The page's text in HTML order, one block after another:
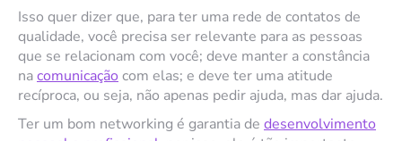
Isso quer dizer que, para ter uma rede de contatos de
qualidade, você precisa ser relevante para as pessoas
que se relacionam com você; deve manter a constância
nacomunicação com elas; e deve ter uma atitude
recíproca, ou seja, não apenas pedir ajuda, mas dar ajuda.
Ter um bom networking é garantia de desenvolvimento